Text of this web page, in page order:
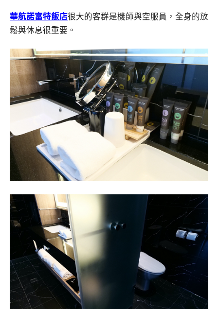
華航諾富特飯店很大的客群是機師與空服員，全身的放
鬆與休息很重要。